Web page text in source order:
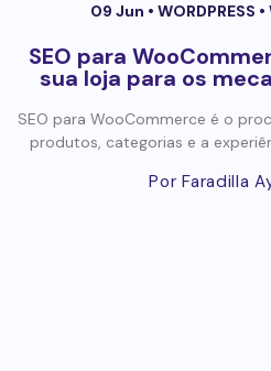
09 Jun • WORDPRESS •
SEO para
sua loja para os
SEO para WooCommerce é o
produtos, categorias e a
Por Faradilla